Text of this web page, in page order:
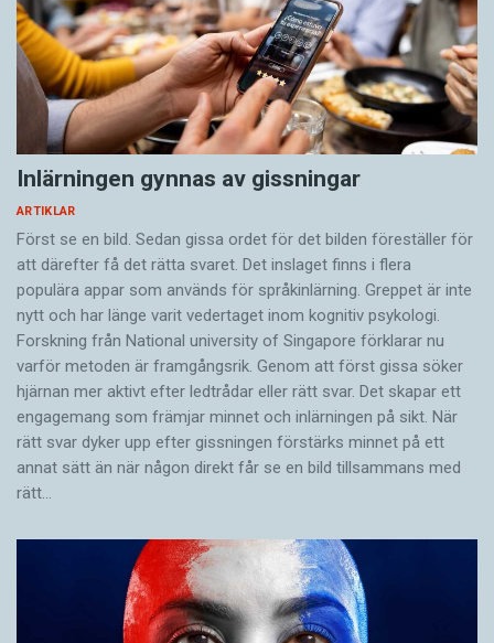
Inlärningen gynnas av gissningar
ARTIKLAR
Först se en bild. Sedan gissa ordet för det bilden föreställer för
att därefter få det rätta svaret. Det inslaget finns i flera
populära appar som används för språkinlärning. Greppet är inte
nytt och har länge varit vedertaget inom kognitiv psykologi.
Forskning från National university of Singa­pore förklarar nu
varför metoden är framgångsrik. Genom att först gissa ­söker
hjärnan mer aktivt ­efter ledtrådar eller rätt svar. Det skapar ett
engagemang som främjar minnet och inlärningen på sikt. När
rätt svar dyker upp efter gissningen förstärks minnet på ett
annat sätt än när någon direkt får se en bild tillsammans med
rätt…